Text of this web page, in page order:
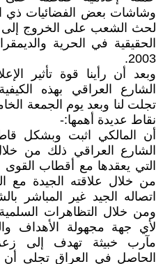
وشاشات بعض الفضائيات ذي
لحث الشعب على الخروج إلى
الحقيقية في الحرية
2003.
وبعد أن رأينا قوة تأثير
الشارع العراقي بهذه
تجلت لنا وبعد يوم الجمعة
نقاط عديدة أهمها:-
أن المالكي اثبت وبشكل
الشارع العراقي ذلك من خلال
التي يعقدها مع أقطاب القوى
من خلال علاقته الجيدة مع
اتصاله الجيد غير المباشر
ومن خلال التظاهرات
لأي جهة مجهولة الأهداف
مآرب خبيثة تهدف إلى
الحاصل في العراق تجلى أن